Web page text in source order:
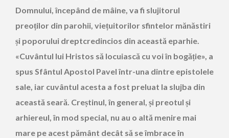
Domnului, începând de mâine, va fi slujitorul
preoților din parohii, viețuitorilor sfintelor mănăstiri
și poporului dreptcredincios din această eparhie.
«Cuvântul lui Hristos să locuiască cu voi în bogăție», a
spus Sfântul Apostol Pavel într-una dintre epistolele
sale, iar cuvântul acesta a fost preluat la slujba din
această seară. Creștinul, în general, și preotul și
arhiereul, în mod special, nu au o altă menire mai
mare pe acest pământ decât să se îmbrace în